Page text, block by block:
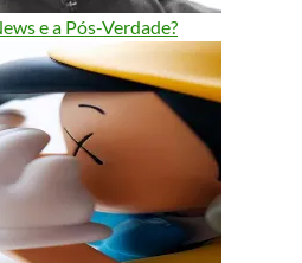
e a Pós-Verdade?